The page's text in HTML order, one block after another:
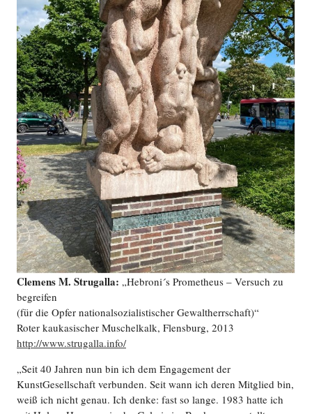
Clemens M. Strugalla: „Hebroni´s Prometheus – Versuch zu
begreifen
(für die Opfer nationalsozialistischer Gewaltherrschaft)“
Roter kaukasischer Muschelkalk, Flensburg, 2013
http://www.strugalla.info/
„Seit 40 Jahren nun bin ich dem Engagement der
KunstGesellschaft verbunden. Seit wann ich deren Mitglied bin,
weiß ich nicht genau. Ich denke: fast so lange. 1983 hatte ich